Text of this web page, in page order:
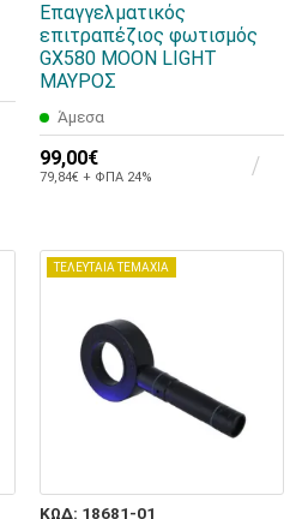
Επαγγελματικός
επιτραπέζιος φωτισμός
GX580 MOON LIGHT
ΜΑΥΡΟΣ
Άμεσα
99,00€
79,84€ + ΦΠΑ 24%
ΤΕΛΕΥΤΑΙΑ ΤΕΜΑΧΙΑ
ΚΩΔ: 18681-01